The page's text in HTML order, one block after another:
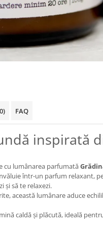
FAQ
inspirată
cu lumânarea parfumată
într-un parfum relaxant,
și să te relaxezi.
această lumânare aduce
caldă și plăcută, ideală